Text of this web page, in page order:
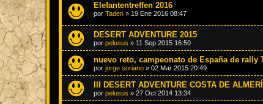
Elefantentreffen 2016
por Taden » 19 Ene 2016 08:47
DESERT ADVENTURE 2015
por pelusus » 11 Sep 2015 16:50
nuevo reto, campeonato de España de rally
por jorge soriano » 02 Mar 2015 20:49
III DESERT ADVENTURE COSTA DE
por pelusus » 27 Oct 2014 13:34